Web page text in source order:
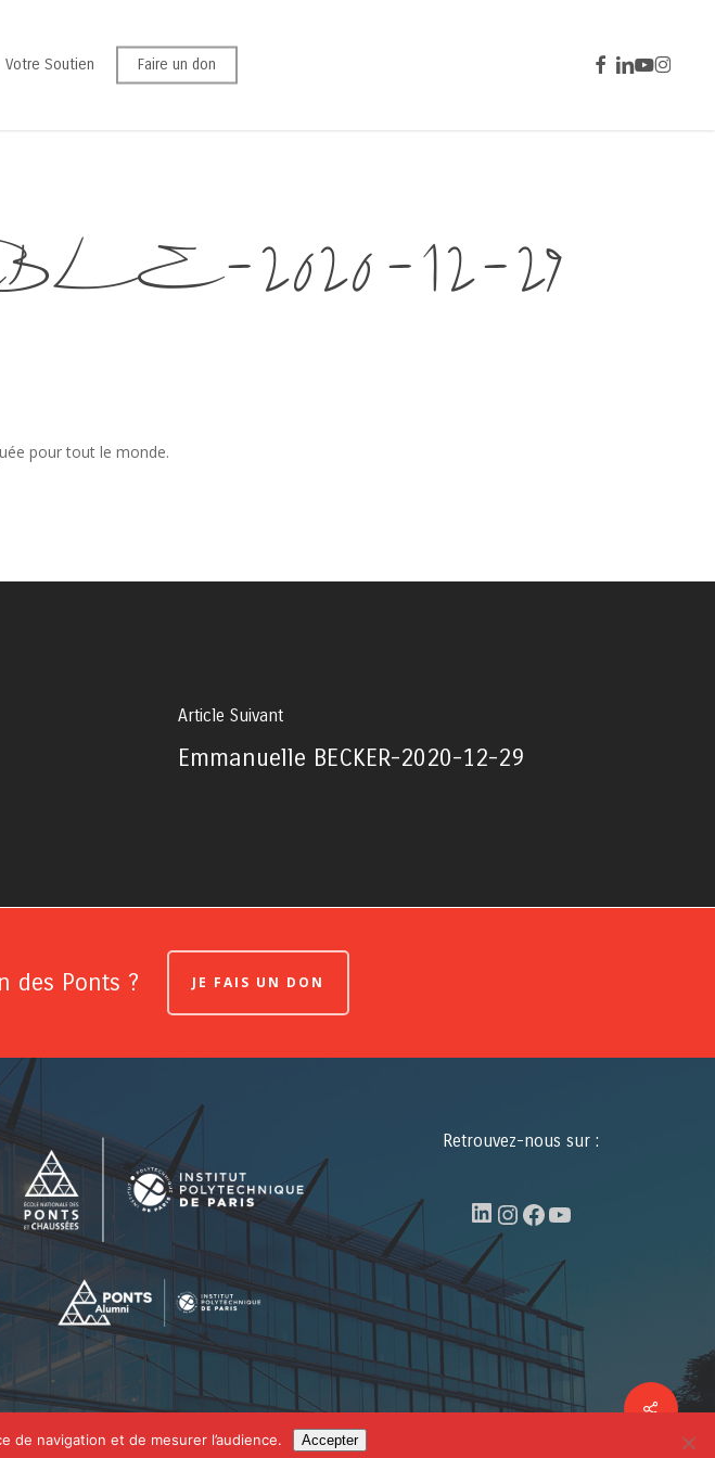
Votre Soutien Faire un don facebook
linkedin
youtubeinstagram
2020-12-29
pour tout le monde.
Article Suivant
Emmanuelle BECKER-2020-12-29
Share
des Ponts ? JE FAIS UN DON
Retrouvez-nous sur :
LinkedIn
Instagram
Facebook
de navigation et de mesurer l’audience. Accepter